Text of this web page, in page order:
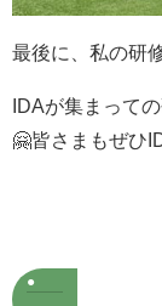
最後に、私の研
IDAが集まって
🤗皆さまもぜひ